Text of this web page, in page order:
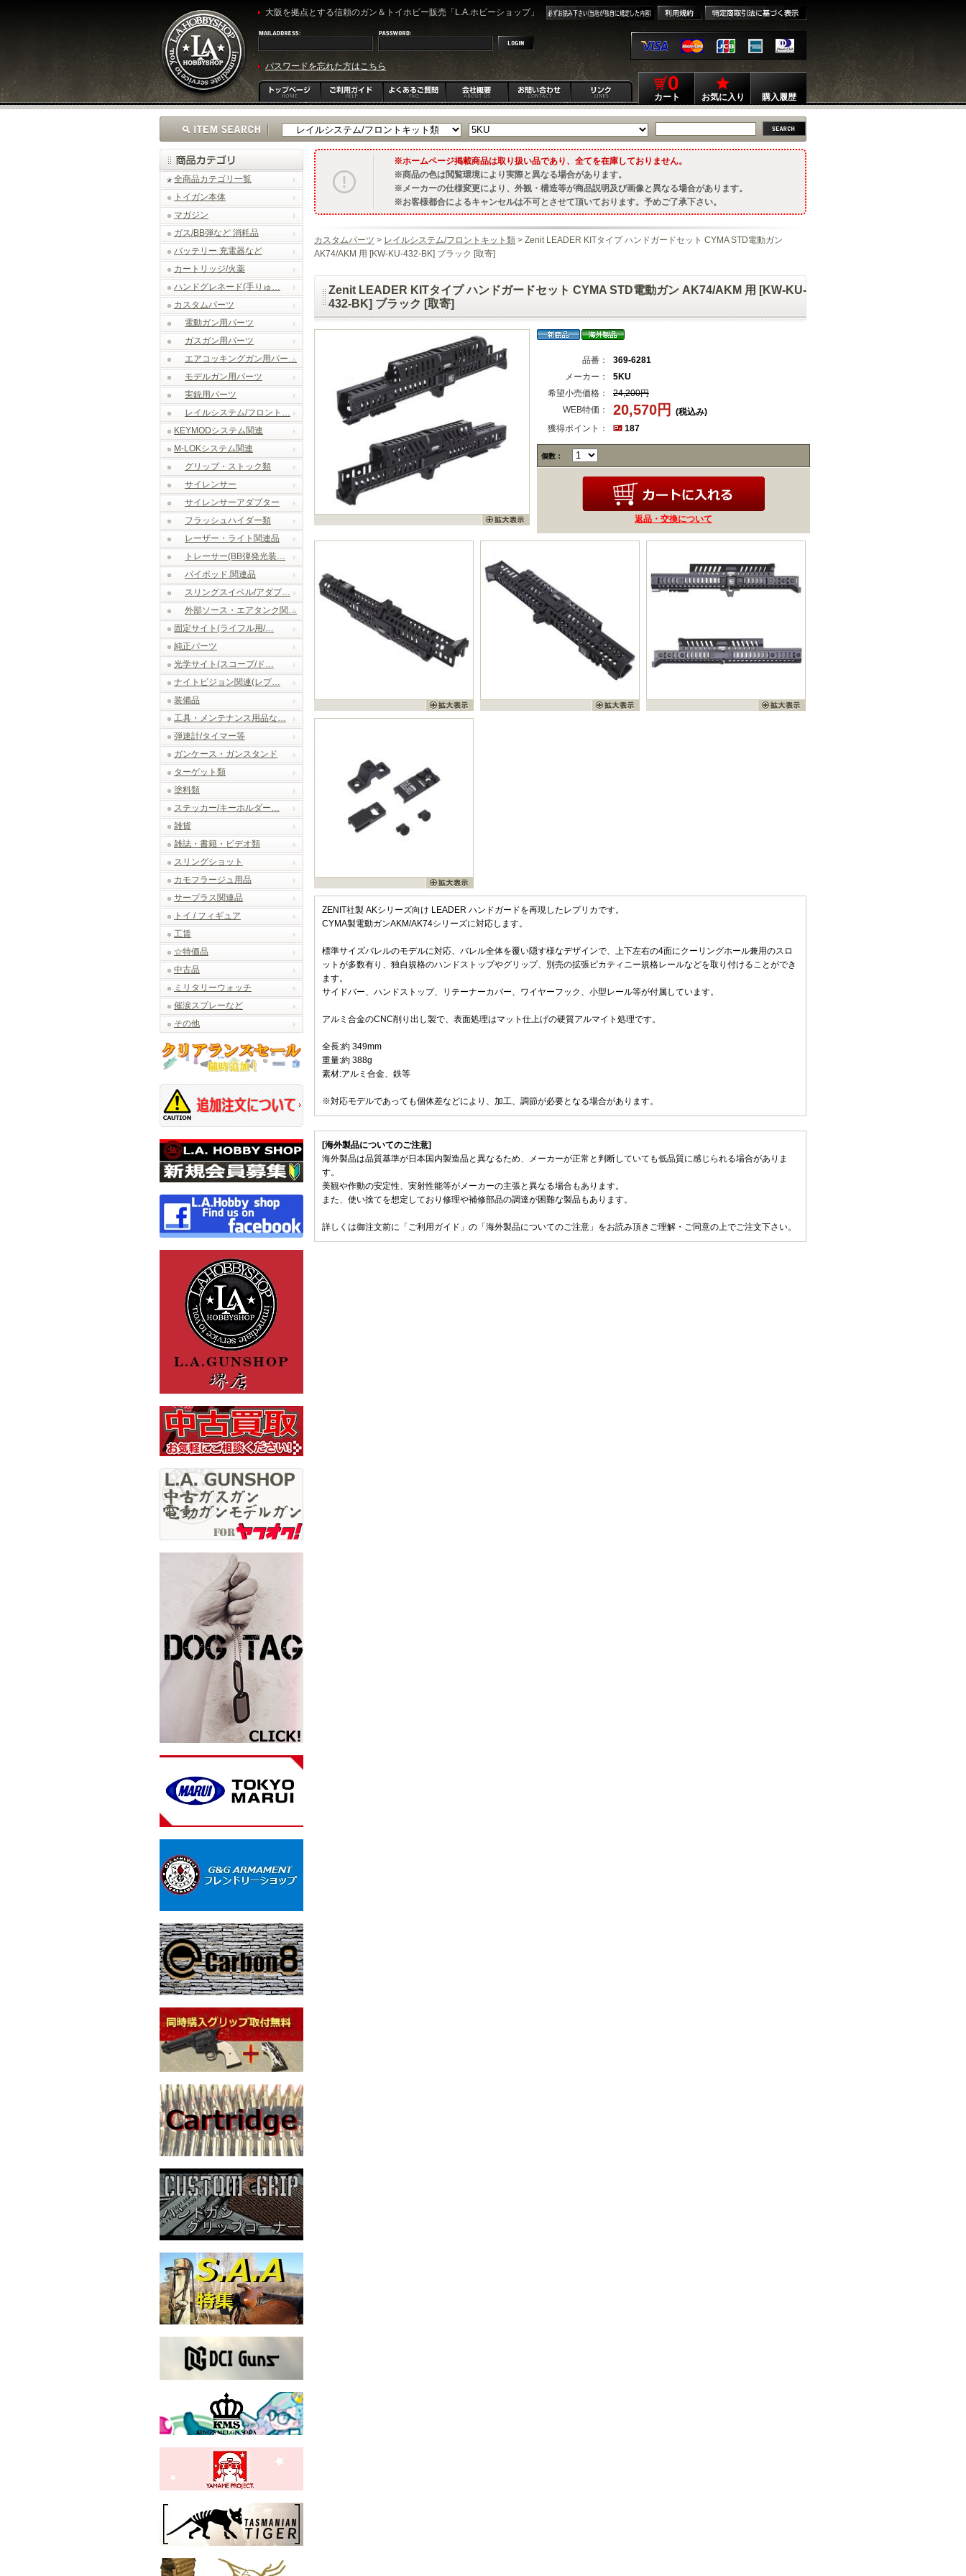
大阪を拠点とする信頼のガン＆トイホビー販売「L.A.ホビーショップ」
パスワードを忘れた方はこちら
0
カート お気に入り 購入履歴
全商品カテゴリ一覧
トイガン本体
マガジン
ガス/BB弾など 消耗品
バッテリー 充電器など
カートリッジ/火薬
ハンドグレネード(手りゅ…
カスタムパーツ
電動ガン用パーツ
ガスガン用パーツ
エアコッキングガン用パー…
モデルガン用パーツ
実銃用パーツ
レイルシステム/フロント…
KEYMODシステム関連
M-LOKシステム関連
グリップ・ストック類
サイレンサー
サイレンサーアダプター
フラッシュハイダー類
レーザー・ライト関連品
トレーサー(BB弾発光装…
バイポッド.関連品
スリングスイベル/アダプ…
外部ソース・エアタンク関…
固定サイト(ライフル用/…
純正パーツ
光学サイト(スコープ/ド…
ナイトビジョン関連(レプ…
装備品
工具・メンテナンス用品な…
弾速計/タイマー等
ガンケース・ガンスタンド
ターゲット類
塗料類
ステッカー/キーホルダー…
雑貨
雑誌・書籍・ビデオ類
スリングショット
カモフラージュ用品
サープラス関連品
トイ / フィギュア
工賃
☆特価品
中古品
ミリタリーウォッチ
催涙スプレーなど
その他
ホームページ掲載商品は取り扱い品であり、全てを在庫しておりません。
商品の色は閲覧環境により実際と異なる場合があります。
メーカーの仕様変更により、外観・構造等が商品説明及び画像と異なる場合があります。
お客様都合によるキャンセルは不可とさせて頂いております。予めご了承下さい。
カスタムパーツ > レイルシステム/フロントキット類 > Zenit LEADER KITタイプ ハンドガードセット CYMA STD電動ガン
AK74/AKM 用 [KW-KU-432-BK] ブラック [取寄]
Zenit LEADER KITタイプ ハンドガードセット CYMA STD電動ガン AK74/AKM 用 [KW-KU-
432-BK] ブラック [取寄]
品番：
369-6281
メーカー：
5KU
希望小売価格：
24,200円
WEB特価：
20,570円
(税込み)
獲得ポイント：
187
個数：
返品・交換について
ZENIT社製 AKシリーズ向け LEADER ハンドガードを再現したレプリカです。
CYMA製電動ガンAKM/AK74シリーズに対応します。
標準サイズバレルのモデルに対応、バレル全体を覆い隠す様なデザインで、上下左右の4面にクーリングホール兼用のスロ
ットが多数有り、独自規格のハンドストップやグリップ、別売の拡張ピカティニー規格レールなどを取り付けることができ
ます。
サイドバー、ハンドストップ、リテーナーカバー、ワイヤーフック、小型レール等が付属しています。
アルミ合金のCNC削り出し製で、表面処理はマット仕上げの硬質アルマイト処理です。
全長:約 349mm
重量:約 388g
素材:アルミ合金、鉄等
※対応モデルであっても個体差などにより、加工、調節が必要となる場合があります。
[海外製品についてのご注意]
海外製品は品質基準が日本国内製造品と異なるため、メーカーが正常と判断していても低品質に感じられる場合がありま
す。
美観や作動の安定性、実射性能等がメーカーの主張と異なる場合もあります。
また、使い捨てを想定しており修理や補修部品の調達が困難な製品もあります。
詳しくは御注文前に「ご利用ガイド」の「海外製品についてのご注意」をお読み頂きご理解・ご同意の上でご注文下さい。